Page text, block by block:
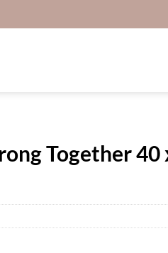
Together 40